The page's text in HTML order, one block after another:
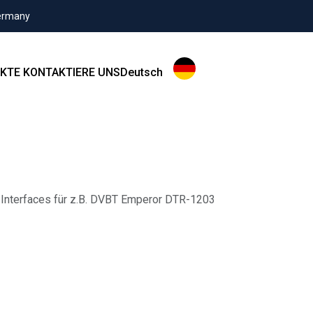
KONTAKTIERE UNSDeutsch
für z.B. DVBT Emperor DTR-1203